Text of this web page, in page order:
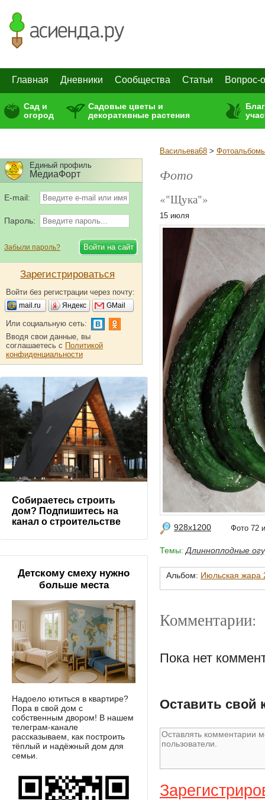
Главная Дневники Сообщества Статьи Вопрос-
Сад и
огород
Садовые цветы и
декоративные растения
Васильева68 >
Фото
«"Щука"»
15 июля
928x1200 Фото
Темы: Длинноплодные
Альбом: Июльская жара
Комментарии:
Пока нет
Оставить свой
Единый профиль
МедиаФорт
E-mail:
Пароль:
Забыли пароль?
Зарегистрироваться
Войти без регистрации через почту:
mail.ru Яндекс GMail
Или социальную сеть:
Вводя свои данные, вы
соглашаетесь с Политикой
конфиденциальности
Собираетесь строить
дом? Подпишитесь на
канал о строительстве
Детскому смеху нужно
больше места
Надоело ютиться в квартире?
Пора в свой дом с
собственным двором! В нашем
телеграм-канале
рассказываем, как построить
тёплый и надёжный дом для
семьи.